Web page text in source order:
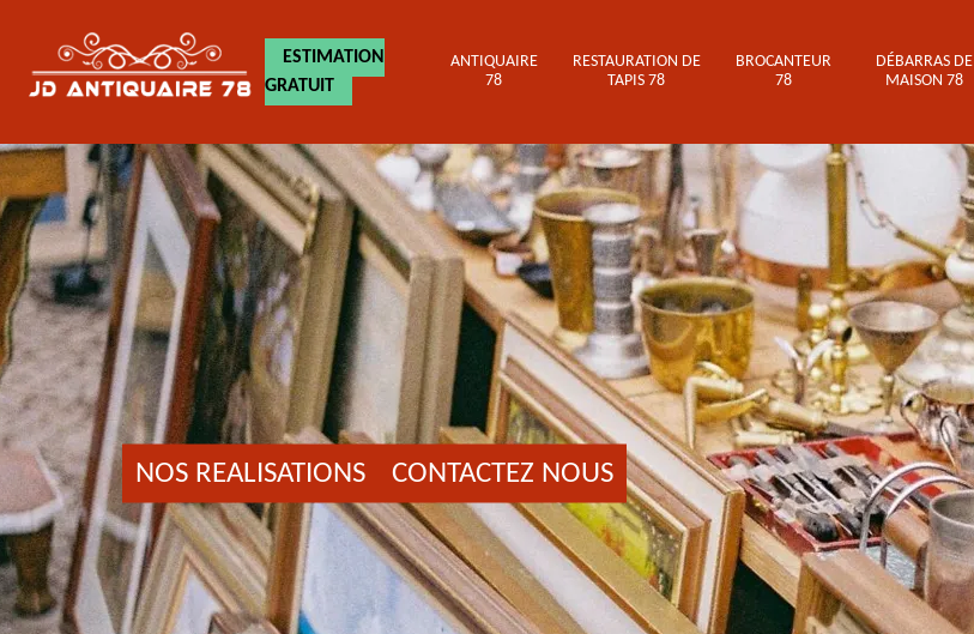
ESTIMATION
GRATUIT
ANTIQUAIRE
78
RESTAURATION DE
TAPIS 78
BROCANTEUR
78
DÉBARRAS DE
MAISON 78
NOS REALISATIONS CONTACTEZ NOUS